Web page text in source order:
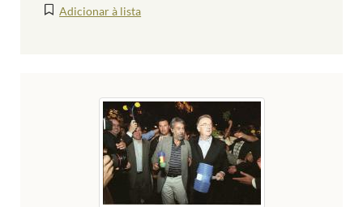
Adicionar à lista